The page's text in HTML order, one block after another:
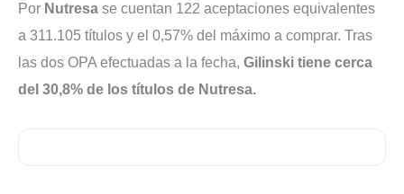
Por Nutresa se cuentan 122 aceptaciones equivalentes
a 311.105 títulos y el 0,57% del máximo a comprar. Tras
las dos OPA efectuadas a la fecha, Gilinski tiene cerca
del 30,8% de los títulos de Nutresa.